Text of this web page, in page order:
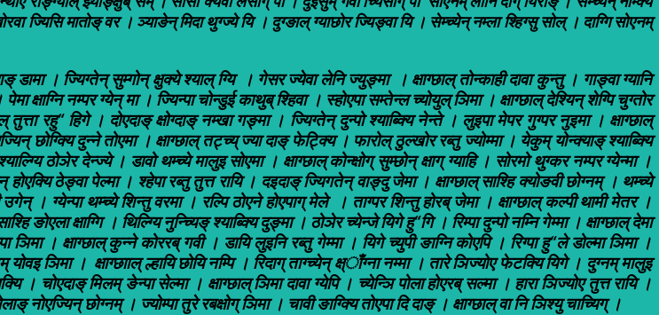
ज्यिसि मातोङ् वर । ञ्याङेन् मिदा थुग्ज्ये यि । दुग्ङाल् ग्याछोर ज्यिङ्वा यि । सेम्च्येन् नम्ला श्हिग्सु सोल् । दाग्गि सोएनम्
डामा । ज्यिग्तेन् सुम्गोन् क्षुक्ये श्याल् ग्यि । गेसर ज्येवा लेनि ज्युङ्मा । क्षाग्छाल् तोन्काही दावा कुन्तु । गाङ्वा ग्यानि
क्षाग्नि नम्पर ग्येन् मा । ज्यिन्पा चोन्डुई काथुब् श्हिवा । स्होएपा सम्तेन्ल च्योयुल् ञिमा । क्षाग्छाल् देश्यिन् शेग्पि चुग्तोर
तुत्ता रहु“ हिगे । दोएदाङ् क्षोग्दाङ् नम्खा गङ्मा । ज्यिग्तेन् दुन्पो श्याब्क्यि नेन्ते । लुइपा मेपर गुग्पर नुइमा । क्षाग्छाल्
छोग्क्यि दुन्ने तोएमा । क्षाग्छाल् तट्च्य् ज्या दाङ् फेट्क्यि । फारोल् ठुल्खोर रब्तु ज्योम्मा । येकुम् योन्क्याङ् श्याब्क्यि
ठोञेर देन्ज्ये । डावो थम्च्ये मालुइ सोएमा । क्षाग्छाल् कोन्क्षोग् सुम्छोन् क्षाग् ग्याहि । सोरमो थुग्कर नम्पर ग्येन्मा ।
होएक्यि ठेङ्वा पेल्मा । श्हेपा रब्तु तुत्त रायि । दइदाङ् ज्यिगतेन् वाङ्दु जेमा । क्षाग्छाल् साश्हि क्योङवी छोग्नम् । थम्च्ये
उगेन् । ग्येन्पा थम्च्ये शिन्तु वरमा । रल्पि ठोएने होएपाग् मेले । ताग्पर शिन्तु होरब् जेमा । क्षाग्छाल् कल्पी थामी मेतर ।
क्षाग्गि । थिल्ग्यि नुन्च्यिङ् श्याब्क्यि दुङ्मा । ठोञेर च्येन्जे यिगे हु“गि । रिम्पा दुन्पो नम्नि गेम्मा । क्षाग्छाल् देमा
ञिमा । क्षाग्छाल् कुन्ने कोररब् गवी । डायि लुइनि रब्तु गेम्मा । यिगे च्युपी ङाग्नि कोएपि । रिग्पा हु“ले डोल्मा ञिमा ।
योवइ ञिमा । क्षाग्छााल् ल्हायि छोयि नम्पि । रिदाग् ताग्च्येन् क्ष्ाँग्ना नम्मा । तारे ञिज्योए फेटक्यि यिगे । दुग्नम् मालुइ
। चोएदाङ् मिलम् ङेन्पा सेल्मा । क्षाग्छाल् ञिमा दावा ग्येपि । च्येन्ञि पोला होएरब् सल्मा । हारा ञिज्योए तुत्त रायि ।
नोएज्यिन् छोग्नम् । ज्योम्पा तुरे रबक्षोग् ञिमा । चावी ङाग्क्यि तोएपा दि दाङ् । क्षाग्छाल् वा नि ञिश्यु चाच्यिग् ।